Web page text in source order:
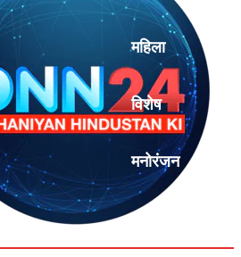
महिला
विशेष
मनोरंजन